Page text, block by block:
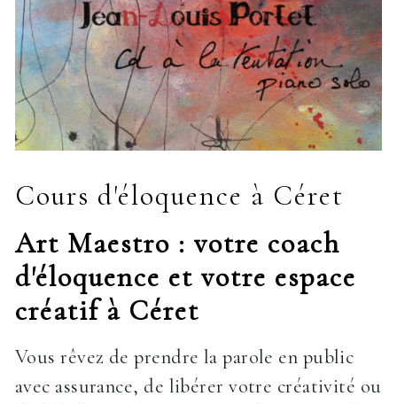
Cours d'éloquence à Céret
Art Maestro : votre coach
d'éloquence et votre espace
créatif à Céret
Vous rêvez de prendre la parole en public
avec assurance, de libérer votre créativité ou